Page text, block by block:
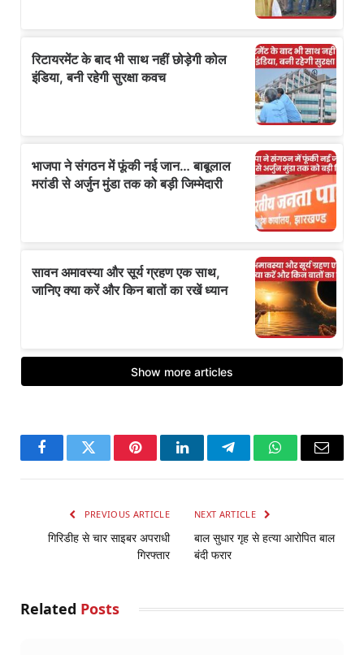
FacebookTwitter PinterestLinkedInTelegramWhatsApp
Email
PREVIOUS ARTICLE
गिरिडीह से चार साइबर अपराधी
गिरफ्तार
NEXT ARTICLE
बाल सुधार गृह से हत्या आरोपित बाल
बंदी फरार
Related Posts